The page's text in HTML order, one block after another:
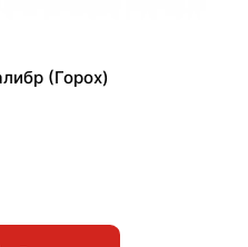
(Горох)